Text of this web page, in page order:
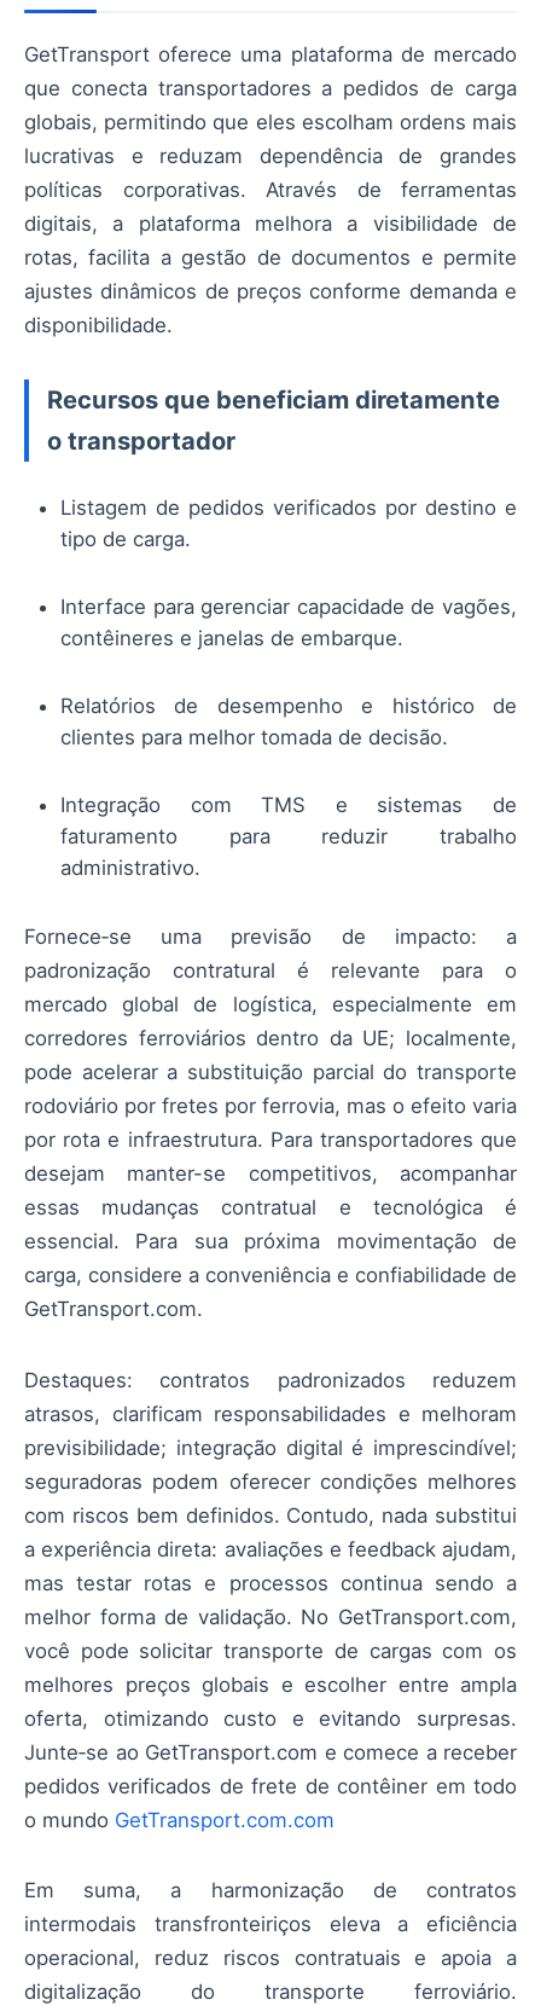
GetTransport oferece uma plataforma de mercado
que conecta transportadores a pedidos de carga
globais, permitindo que eles escolham ordens mais
lucrativas e reduzam dependência de grandes
políticas corporativas. Através de ferramentas
digitais, a plataforma melhora a visibilidade de
rotas, facilita a gestão de documentos e permite
ajustes dinâmicos de preços conforme demanda e
disponibilidade.
Recursos que beneficiam diretamente
o transportador
Listagem de pedidos verificados por destino e
tipo de carga.
Interface para gerenciar capacidade de vagões,
contêineres e janelas de embarque.
Relatórios de desempenho e histórico de
clientes para melhor tomada de decisão.
Integração com TMS e sistemas de
faturamento para reduzir trabalho
administrativo.
Fornece‑se uma previsão de impacto: a
padronização contratural é relevante para o
mercado global de logística, especialmente em
corredores ferroviários dentro da UE; localmente,
pode acelerar a substituição parcial do transporte
rodoviário por fretes por ferrovia, mas o efeito varia
por rota e infraestrutura. Para transportadores que
desejam manter-se competitivos, acompanhar
essas mudanças contratual e tecnológica é
essencial. Para sua próxima movimentação de
carga, considere a conveniência e confiabilidade de
GetTransport.com.
Destaques: contratos padronizados reduzem
atrasos, clarificam responsabilidades e melhoram
previsibilidade; integração digital é imprescindível;
seguradoras podem oferecer condições melhores
com riscos bem definidos. Contudo, nada substitui
a experiência direta: avaliações e feedback ajudam,
mas testar rotas e processos continua sendo a
melhor forma de validação. No GetTransport.com,
você pode solicitar transporte de cargas com os
melhores preços globais e escolher entre ampla
oferta, otimizando custo e evitando surpresas.
Junte‑se ao GetTransport.com e comece a receber
pedidos verificados de frete de contêiner em todo
o mundo GetTransport.com.com
Em suma, a harmonização de contratos
intermodais transfronteiriços eleva a eficiência
operacional, reduz riscos contratuais e apoia a
digitalização do transporte ferroviário.